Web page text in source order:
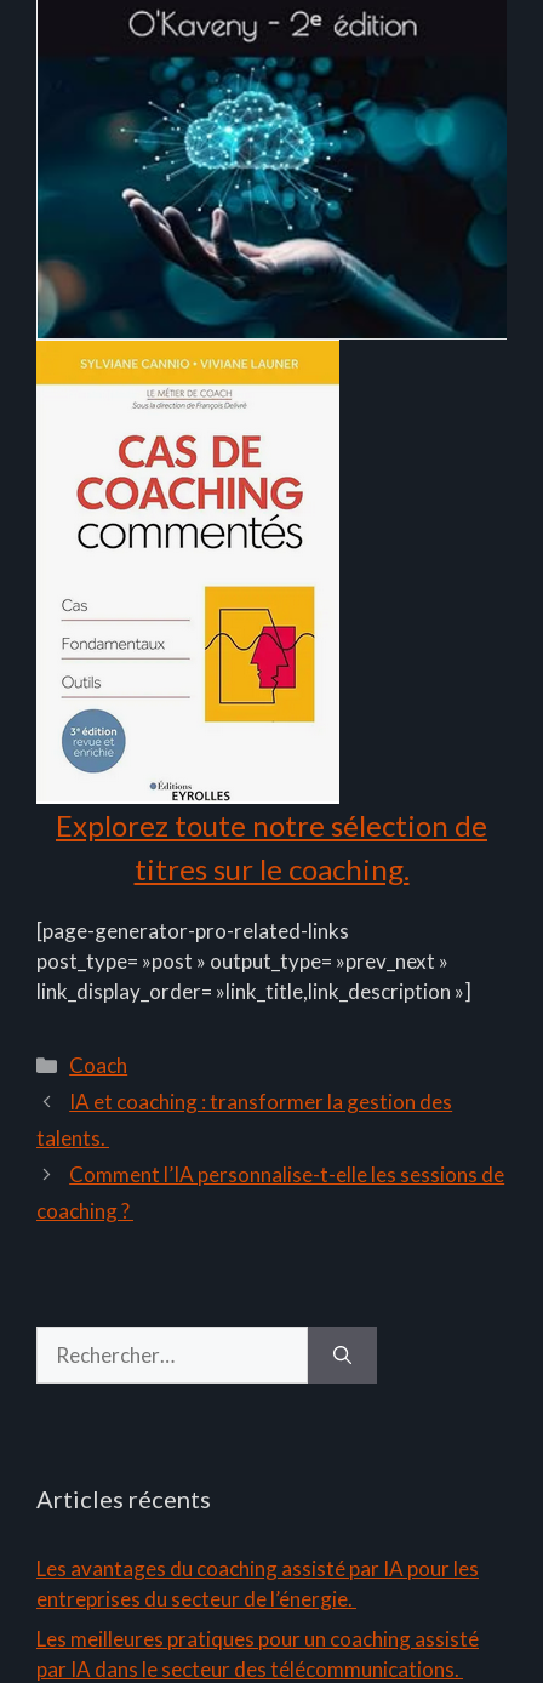
Explorez toute notre sélection de
titres sur le coaching.
[page-generator-pro-related-links
post_type= »post » output_type= »prev_next »
link_display_order= »link_title,link_description »]
Catégories
Coach
IA et coaching : transformer la gestion des
talents.
Comment l’IA personnalise-t-elle les sessions de
coaching ?
Articles récents
Les avantages du coaching assisté par IA pour les
entreprises du secteur de l’énergie.
Les meilleures pratiques pour un coaching assisté
par IA dans le secteur des télécommunications.